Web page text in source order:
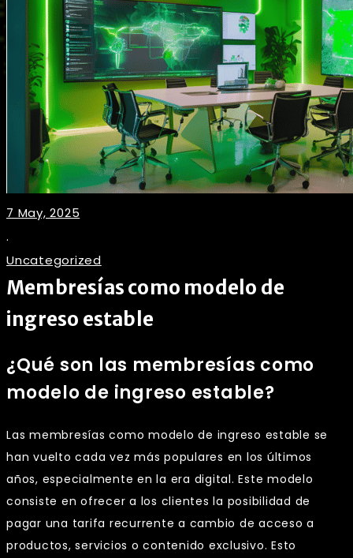
7 May, 2025
.
Uncategorized
Membresías como modelo de
ingreso estable
¿Qué son las membresías como
modelo de ingreso estable?
Las membresías como modelo de ingreso estable se
han vuelto cada vez más populares en los últimos
años, especialmente en la era digital. Este modelo
consiste en ofrecer a los clientes la posibilidad de
pagar una tarifa recurrente a cambio de acceso a
productos, servicios o contenido exclusivo. Esto